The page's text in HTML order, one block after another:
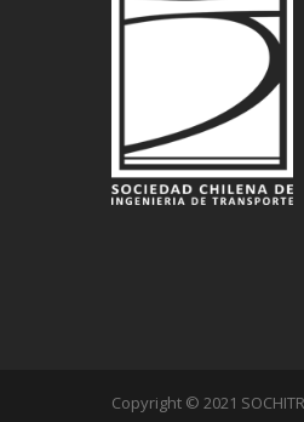
Copyright © 2021